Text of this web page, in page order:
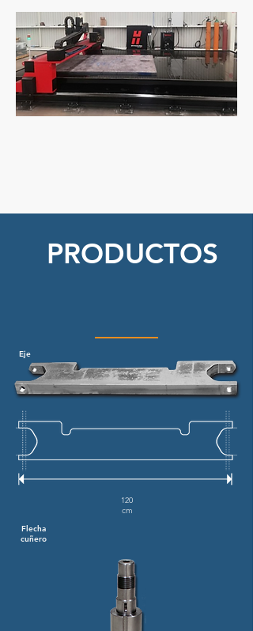
PRODUCTOS
Eje
120
cm
Flecha
cuñero